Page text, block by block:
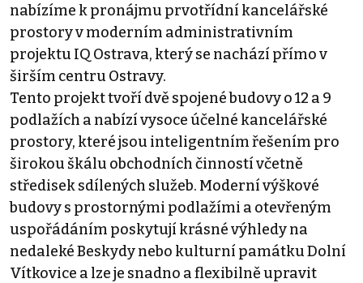
nabízíme k pronájmu prvotřídní kancelářské
prostory v moderním administrativním
projektu IQ Ostrava, který se nachází přímo v
širším centru Ostravy.
Tento projekt tvoří dvě spojené budovy o 12 a 9
podlažích a nabízí vysoce účelné kancelářské
prostory, které jsou inteligentním řešením pro
širokou škálu obchodních činností včetně
středisek sdílených služeb. Moderní výškové
budovy s prostornými podlažími a otevřeným
uspořádáním poskytují krásné výhledy na
nedaleké Beskydy nebo kulturní památku Dolní
Vítkovice a lze je snadno a flexibilně upravit